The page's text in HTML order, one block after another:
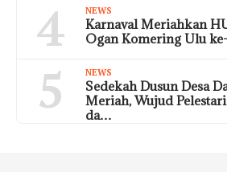
4 NEWS
Karnaval Meriahkan
Ogan Komering Ulu
5 NEWS
Sedekah Dusun Desa
Meriah, Wujud
da…